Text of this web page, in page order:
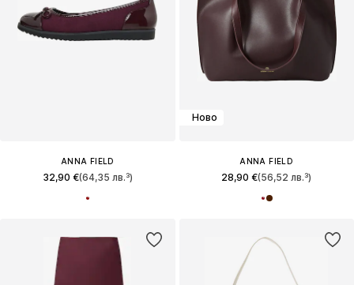
ANNA FIELD
32,90 €(64,35 лв.³)
Ново
ANNA FIELD
28,90 €(56,52 лв.³)